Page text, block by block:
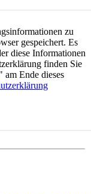
zu
gespeichert. Es
diese Informationen
finden Sie
Ende dieses